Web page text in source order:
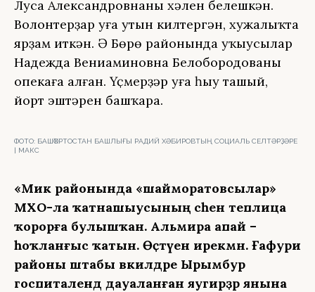
Луса Александровнаның хәлен белешкән.
Волонтерҙар уға утын килтергән, хужалыҡта
ярҙам иткән. Ә Бөрө районында уҡыусылар
Надежда Вениаминовна Белобородованы
опекаға алған. Үҫмерҙәр уға һыу ташый,
йорт эштәрен башҡара.
ФОТО: БАШҠОРТОСТАН БАШЛЫҒЫ РАДИЙ ХӘБИРОВТЫҢ СОЦИАЛЬ СЕЛТӘРҘӘРЕ
| МАКС
«Миәкә районында «шайморатовсылар»
МХО-ла ҡатнашыусының әсәһенә теплица
ҡорорға булышҡан. Альмира апай –
һоҡланғыс ҡатын. Өҫтәүенә ирекмән. Ғафури
районы штабы вәкилдәре Ырымбур
госпиталендә дауаланған яугирҙәр янына